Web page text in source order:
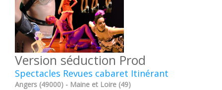
Version séduction Prod
Spectacles Revues cabaret Itinérant
Angers (49000) - Maine et Loire (49)